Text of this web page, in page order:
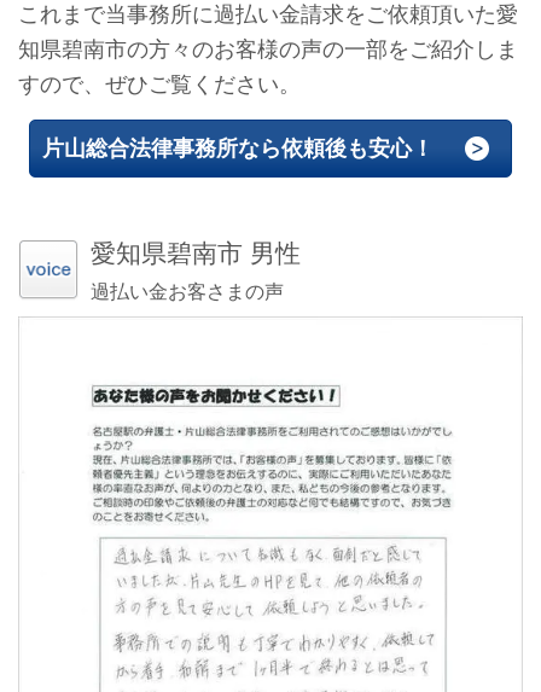
これまで当事務所に過払い金請求をご依頼頂いた愛
知県碧南市の方々のお客様の声の一部をご紹介しま
すので、ぜひご覧ください。
片山総合法律事務所なら依頼後も安心！
愛知県碧南市 男性
過払い金お客さまの声